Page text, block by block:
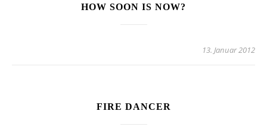
HOW SOON IS NOW?
13. Januar 2012
FIRE DANCER